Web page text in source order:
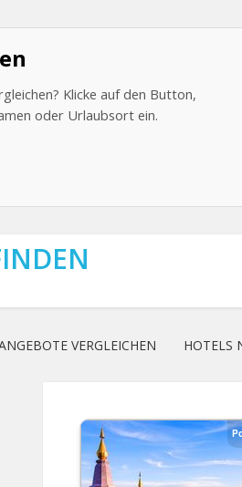
Klicke auf den Button,
oder Urlaubsort ein.
VERGLEICHEN HOTELS